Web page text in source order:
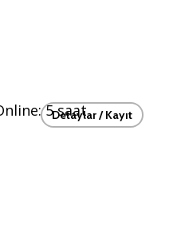
5 saat
Detaylar / Kayıt